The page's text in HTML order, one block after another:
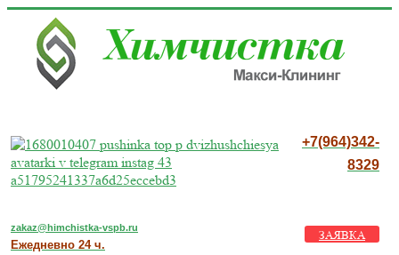
+7(964)342-
8329
zakaz@himchistka-vspb.ru
Ежедневно 24 ч.
ЗАЯВКА